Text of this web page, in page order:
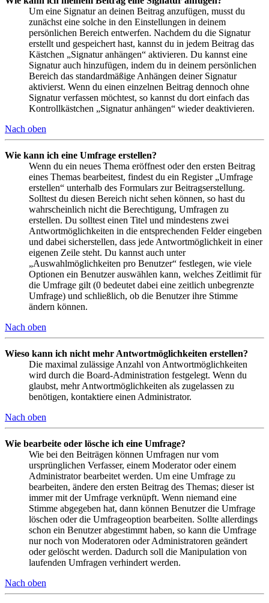
Um eine Signatur an deinen Beitrag anzufügen, musst du
zunächst eine solche in den Einstellungen in deinem
persönlichen Bereich entwerfen. Nachdem du die Signatur
erstellt und gespeichert hast, kannst du in jedem Beitrag das
Kästchen „Signatur anhängen“ aktivieren. Du kannst eine
Signatur auch hinzufügen, indem du in deinem persönlichen
Bereich das standardmäßige Anhängen deiner Signatur
aktivierst. Wenn du einen einzelnen Beitrag dennoch ohne
Signatur verfassen möchtest, so kannst du dort einfach das
Kontrollkästchen „Signatur anhängen“ wieder deaktivieren.
Nach oben
Wie kann ich eine Umfrage erstellen?
Wenn du ein neues Thema eröffnest oder den ersten Beitrag
eines Themas bearbeitest, findest du ein Register „Umfrage
erstellen“ unterhalb des Formulars zur Beitragserstellung.
Solltest du diesen Bereich nicht sehen können, so hast du
wahrscheinlich nicht die Berechtigung, Umfragen zu
erstellen. Du solltest einen Titel und mindestens zwei
Antwortmöglichkeiten in die entsprechenden Felder eingeben
und dabei sicherstellen, dass jede Antwortmöglichkeit in einer
eigenen Zeile steht. Du kannst auch unter
„Auswahlmöglichkeiten pro Benutzer“ festlegen, wie viele
Optionen ein Benutzer auswählen kann, welches Zeitlimit für
die Umfrage gilt (0 bedeutet dabei eine zeitlich unbegrenzte
Umfrage) und schließlich, ob die Benutzer ihre Stimme
ändern können.
Nach oben
Wieso kann ich nicht mehr Antwortmöglichkeiten erstellen?
Die maximal zulässige Anzahl von Antwortmöglichkeiten
wird durch die Board-Administration festgelegt. Wenn du
glaubst, mehr Antwortmöglichkeiten als zugelassen zu
benötigen, kontaktiere einen Administrator.
Nach oben
Wie bearbeite oder lösche ich eine Umfrage?
Wie bei den Beiträgen können Umfragen nur vom
ursprünglichen Verfasser, einem Moderator oder einem
Administrator bearbeitet werden. Um eine Umfrage zu
bearbeiten, ändere den ersten Beitrag des Themas; dieser ist
immer mit der Umfrage verknüpft. Wenn niemand eine
Stimme abgegeben hat, dann können Benutzer die Umfrage
löschen oder die Umfrageoption bearbeiten. Sollte allerdings
schon ein Benutzer abgestimmt haben, so kann die Umfrage
nur noch von Moderatoren oder Administratoren geändert
oder gelöscht werden. Dadurch soll die Manipulation von
laufenden Umfragen verhindert werden.
Nach oben